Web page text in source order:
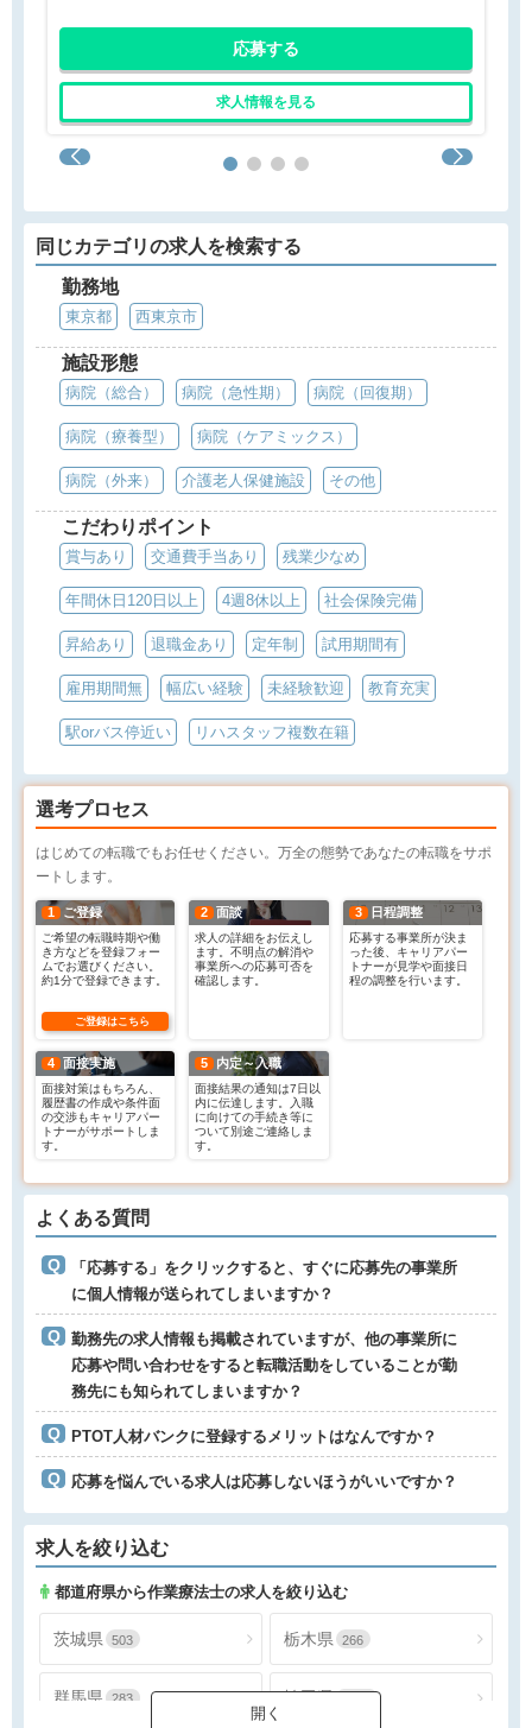
応募する
求人情報を見る
同じカテゴリの求人を検索する
勤務地
東京都 西東京市
施設形態
病院（総合） 病院（急性期） 病院（回復期）
病院（療養型） 病院（ケアミックス）
病院（外来） 介護老人保健施設 その他
こだわりポイント
賞与あり 交通費手当あり 残業少なめ
年間休日120日以上 4週8休以上 社会保険完備
昇給あり 退職金あり 定年制 試用期間有
雇用期間無 幅広い経験 未経験歓迎 教育充実
駅orバス停近い リハスタッフ複数在籍
選考プロセス
はじめての転職でもお任せください。万全の態勢であなたの転職をサポ
ートします。
1 ご登録
ご希望の転職時期や働
き方などを登録フォー
ムでお選びください。
約1分で登録できます。
ご登録はこちら
2 面談
求人の詳細をお伝えし
ます。不明点の解消や
事業所への応募可否を
確認します。
3 日程調整
応募する事業所が決ま
った後、キャリアパー
トナーが見学や面接日
程の調整を行います。
4 面接実施
面接対策はもちろん、
履歴書の作成や条件面
の交渉もキャリアパー
トナーがサポートしま
す。
5 内定～入職
面接結果の通知は7日以
内に伝達します。入職
に向けての手続き等に
ついて別途ご連絡しま
す。
よくある質問
「応募する」をクリックすると、すぐに応募先の事業所
に個人情報が送られてしまいますか？
勤務先の求人情報も掲載されていますが、他の事業所に
応募や問い合わせをすると転職活動をしていることが勤
務先にも知られてしまいますか？
PTOT人材バンクに登録するメリットはなんですか？
応募を悩んでいる求人は応募しないほうがいいですか？
求人を絞り込む
都道府県から作業療法士の求人を絞り込む
茨城県 503 栃木県 266
群馬県 283 埼玉県